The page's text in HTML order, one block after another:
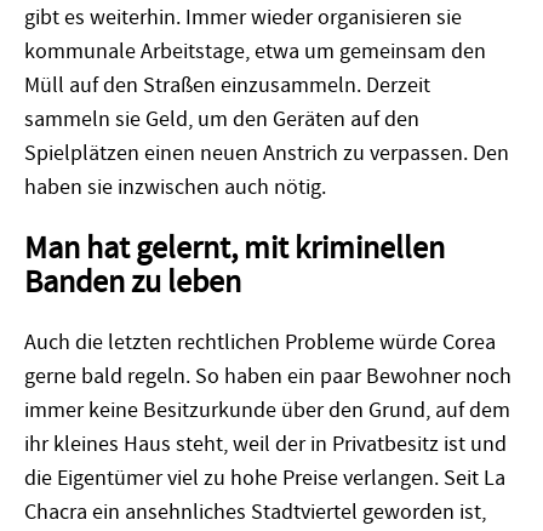
gibt es weiterhin. Immer wieder organisieren sie
kommunale Arbeitstage, etwa um gemeinsam den
Müll auf den Straßen einzusammeln. Derzeit
sammeln sie Geld, um den Geräten auf den
Spielplätzen einen neuen Anstrich zu verpassen. Den
haben sie inzwischen auch nötig.
Man hat gelernt, mit kriminellen
Banden zu leben
Auch die letzten rechtlichen Probleme würde Corea
gerne bald regeln. So haben ein paar Bewohner noch
immer keine Besitzurkunde über den Grund, auf dem
ihr kleines Haus steht, weil der in Privatbesitz ist und
die Eigentümer viel zu hohe Preise verlangen. Seit La
Chacra ein ansehnliches Stadtviertel geworden ist,